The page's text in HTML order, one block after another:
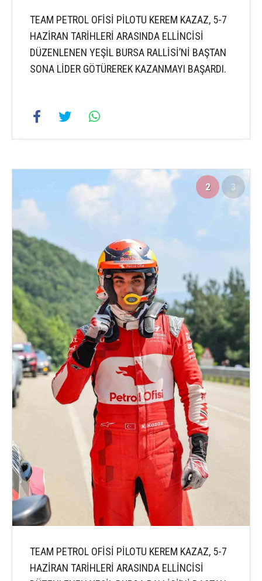
TEAM PETROL OFİSİ PİLOTU KEREM KAZAZ, 5-7
HAZİRAN TARİHLERİ ARASINDA ELLİNCİSİ
DÜZENLENEN YEŞİL BURSA RALLİSİ’Nİ BAŞTAN
SONA LİDER GÖTÜREREK KAZANMAYI BAŞARDI.
2 3
TEAM PETROL OFİSİ PİLOTU KEREM KAZAZ, 5-7
HAZİRAN TARİHLERİ ARASINDA ELLİNCİSİ